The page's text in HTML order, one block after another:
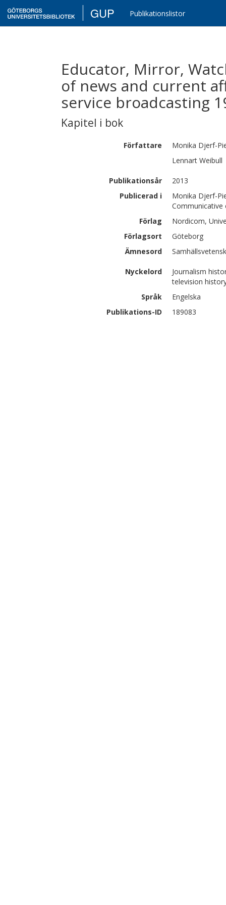
GUP Publikationslistor
Educator, Mirror,
of news and current
service broadcasting
Kapitel i bok
Författare Monika Djerf-
Lennart Weibull
Publikationsår
2013
Publicerad i
Monika Djerf-
Communicative
Förlag
Nordicom,
Förlagsort
Göteborg
Ämnesord
Nyckelord
Journalism
television
Språk
Engelska
Publikations-ID
189083